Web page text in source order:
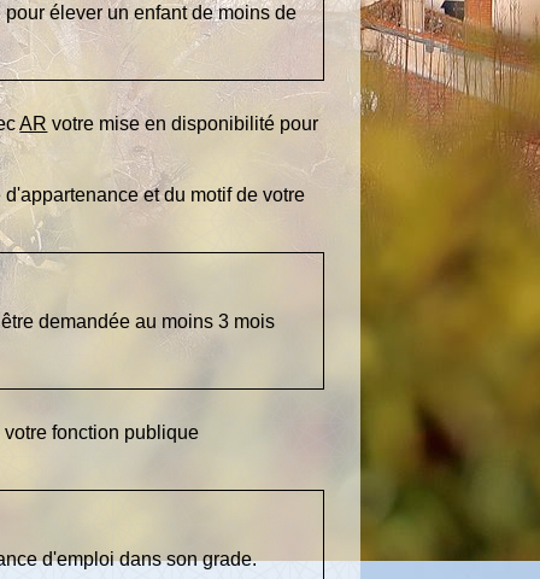
élever un enfant de moins de
AR votre mise en disponibilité pour
et du motif de votre
demandée au moins 3 mois
fonction publique
d'emploi dans son grade.